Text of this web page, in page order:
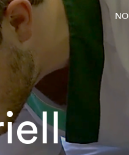
NO